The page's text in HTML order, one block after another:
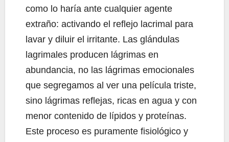
como lo haría ante cualquier agente
extraño: activando el reflejo lacrimal para
lavar y diluir el irritante. Las glándulas
lagrimales producen lágrimas en
abundancia, no las lágrimas emocionales
que segregamos al ver una película triste,
sino lágrimas reflejas, ricas en agua y con
menor contenido de lípidos y proteínas.
Este proceso es puramente fisiológico y